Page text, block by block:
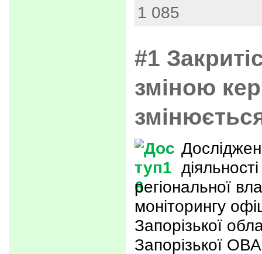
1 085
#1
зміною
регіональної
моніторингу
Запорізької
Запорізької